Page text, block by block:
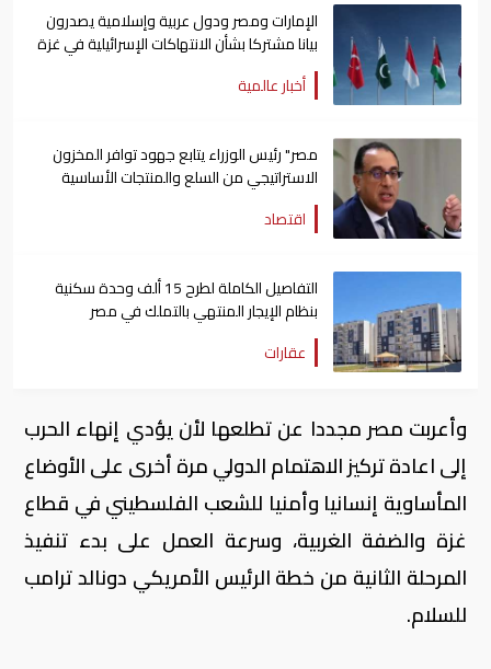
الإمارات ومصر ودول عربية وإسلامية يصدرون
بيانا مشتركا بشأن الانتهاكات الإسرائيلية في غزة
أخبار عالمية
مصر" رئيس الوزراء يتابع جهود توافر المخزون
الاستراتيجي من السلع والمنتجات الأساسية
اقتصاد
التفاصيل الكاملة لطرح 15 ألف وحدة سكنية
بنظام الإيجار المنتهي بالتملك في مصر
عقارات
وأعربت مصر مجددا عن تطلعها لأن يؤدي إنهاء الحرب
إلى اعادة تركيز الاهتمام الدولي مرة أخرى على الأوضاع
المأساوية إنسانيا وأمنيا للشعب الفلسطيني في قطاع
غزة والضفة الغربية، وسرعة العمل على بدء تنفيذ
المرحلة الثانية من خطة الرئيس الأمريكي دونالد ترامب
للسلام.